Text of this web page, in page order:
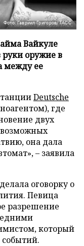
Фото: Гавриил Григоров/ТАСС
Вайкуле
руки оружие в
между ее
Deutsche
где
двух
возможных
она дала
– заявила
оговорку о
Певица
разрешение
который
событий.